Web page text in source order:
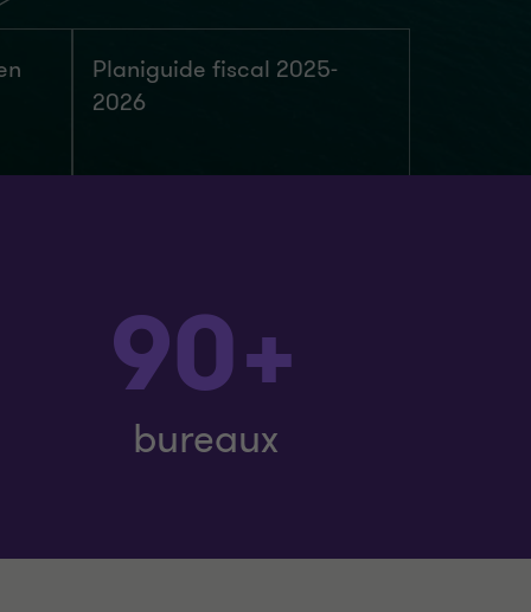
Planiguide fiscal 2025-
2026
90+
bureaux